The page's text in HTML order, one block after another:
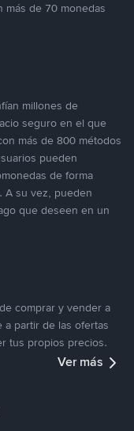
más de 70 monedas
millones de
seguro en el que
más de 800 métodos
pueden
de forma
A su vez, pueden
que deseen en un
comprar y vender a
partir de las ofertas
tus propios precios.
Ver más